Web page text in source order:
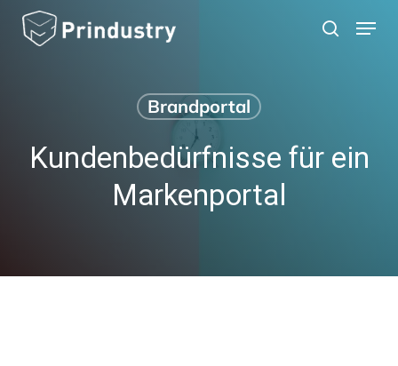
Skip
search
Menu
Brandportal
Kundenbedürfnisse für ein
Markenportal